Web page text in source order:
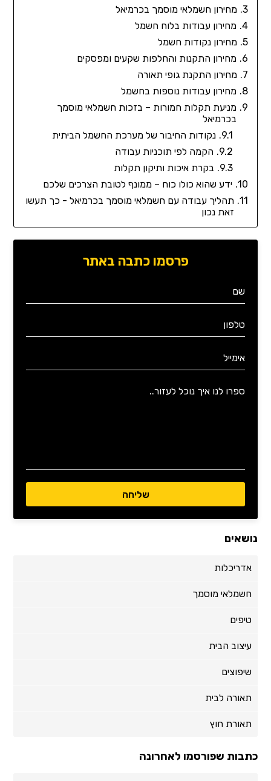
מחירון חשמלאי מוסמך בכרמיאל
מחירון עבודות בלוח חשמל
מחירון נקודות חשמל
מחירון התקנות והחלפות שקעים ומפסקים
מחירון התקנת גופי תאורה
מחירון עבודות נוספות בחשמל
מניעת תקלות חמורות – בזכות חשמלאי מוסמך
בכרמיאל
נקודות החיבור של מערכת החשמל הביתית
הקמה לפי תוכניות עבודה
בקרת איכות ותיקון תקלות
ידע שהוא כולו כוח – ממונף לטובת הצרכים שלכם
תהליך עבודה עם חשמלאי מוסמך בכרמיאל - כך תעשו
זאת נכון
פרסמו כתבה באתר
נושאים
אדריכלות
חשמלאי מוסמך
טיפים
עיצוב הבית
שיפוצים
תאורה לבית
תאורת חוץ
כתבות שפורסמו לאחרונה